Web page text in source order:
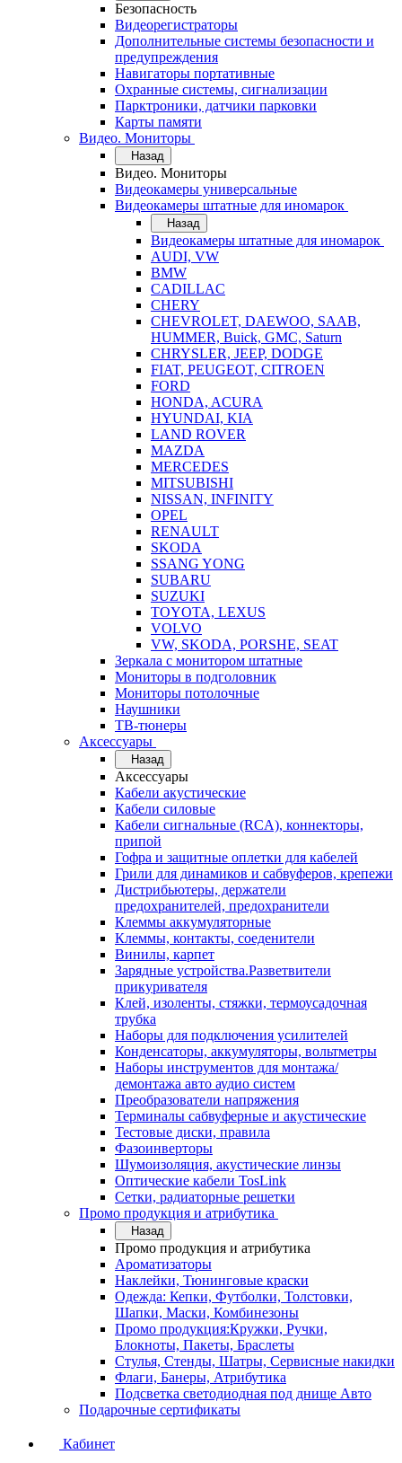
Безопасность
Видеорегистраторы
Дополнительные системы безопасности и
предупреждения
Навигаторы портативные
Охранные системы, сигнализации
Парктроники, датчики парковки
Карты памяти
Видео. Мониторы
Назад
Видео. Мониторы
Видеокамеры универсальные
Видеокамеры штатные для иномарок
Назад
Видеокамеры штатные для иномарок
AUDI, VW
BMW
CADILLAC
CHERY
CHEVROLET, DAEWOO, SAAB,
HUMMER, Buick, GMC, Saturn
CHRYSLER, JEEP, DODGE
FIAT, PEUGEOT, CITROEN
FORD
HONDA, ACURA
HYUNDAI, KIA
LAND ROVER
MAZDA
MERCEDES
MITSUBISHI
NISSAN, INFINITY
OPEL
RENAULT
SKODA
SSANG YONG
SUBARU
SUZUKI
TOYOTA, LEXUS
VOLVO
VW, SKODA, PORSHE, SEAT
Зеркала с монитором штатные
Мониторы в подголовник
Мониторы потолочные
Наушники
ТВ-тюнеры
Аксессуары
Назад
Аксессуары
Кабели акустические
Кабели силовые
Кабели сигнальные (RCA), коннекторы,
припой
Гофра и защитные оплетки для кабелей
Грили для динамиков и сабвуферов, крепежи
Дистрибьютеры, держатели
предохранителей, предохранители
Клеммы аккумуляторные
Клеммы, контакты, соеденители
Винилы, карпет
Зарядные устройства.Разветвители
прикуривателя
Клей, изоленты, стяжки, термоусадочная
трубка
Наборы для подключения усилителей
Конденсаторы, аккумуляторы, вольтметры
Наборы инструментов для монтажа/
демонтажа авто аудио систем
Преобразователи напряжения
Терминалы сабвуферные и акустические
Тестовые диски, правила
Фазоинверторы
Шумоизоляция, акустические линзы
Оптические кабели TosLink
Сетки, радиаторные решетки
Промо продукция и атрибутика
Назад
Промо продукция и атрибутика
Ароматизаторы
Наклейки, Тюнинговые краски
Одежда: Кепки, Футболки, Толстовки,
Шапки, Маски, Комбинезоны
Промо продукция:Кружки, Ручки,
Блокноты, Пакеты, Браслеты
Стулья, Стенды, Шатры, Сервисные накидки
Флаги, Банеры, Атрибутика
Подсветка светодиодная под днище Авто
Подарочные сертификаты
Кабинет